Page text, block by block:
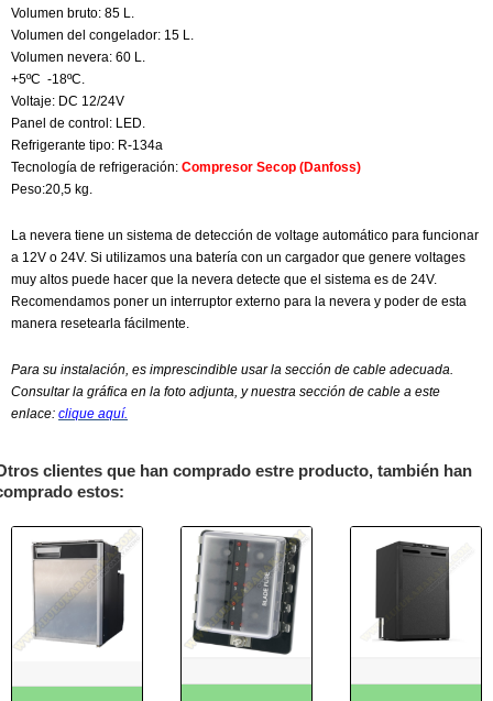
Volumen bruto: 85 L.
Volumen del congelador: 15 L.
Volumen nevera: 60 L.
+5ºC -18ºC.
Voltaje: DC 12/24V
Panel de control: LED.
Refrigerante tipo: R-134a
Tecnología de refrigeración: Compresor Secop (Danfoss)
Peso:20,5 kg.
La nevera tiene un sistema de detección de voltage automático para funcionar
a 12V o 24V. Si utilizamos una batería con un cargador que genere voltages
muy altos puede hacer que la nevera detecte que el sistema es de 24V.
Recomendamos poner un interruptor externo para la nevera y poder de esta
manera resetearla fácilmente.
Para su instalación, es imprescindible usar la sección de cable adecuada.
Consultar la gráfica en la foto adjunta, y nuestra sección de cable a este
enlace: clique aquí.
clientes que han comprado estre producto, también han
estos: